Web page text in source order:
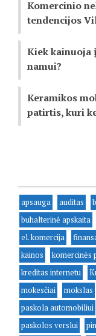
Komercinio
tendencijos
Kiek kainuoja
namui?
Keramikos
patirtis, kuri
apsauga auditas
buhalterinė apskaita
el. komercija
kainos
komercinės
kreditas internetu
mokesčiai
mokslas
paskola automobiliui
paskolos verslui